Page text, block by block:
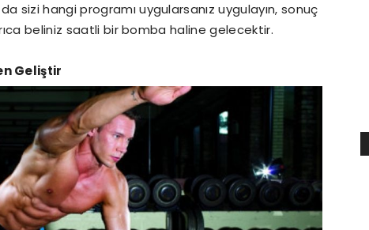
sizi hangi programı uygularsanız uygulayın, sonuç
beliniz saatli bir bomba haline gelecektir.
Geliştir